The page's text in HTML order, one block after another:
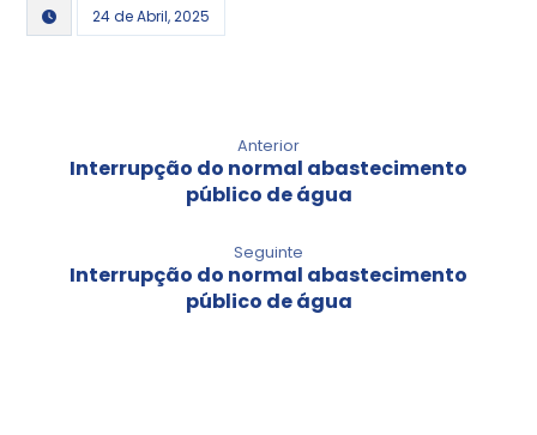
24 de Abril, 2025
Anterior
Interrupção do normal abastecimento
público de água
Seguinte
Interrupção do normal abastecimento
público de água